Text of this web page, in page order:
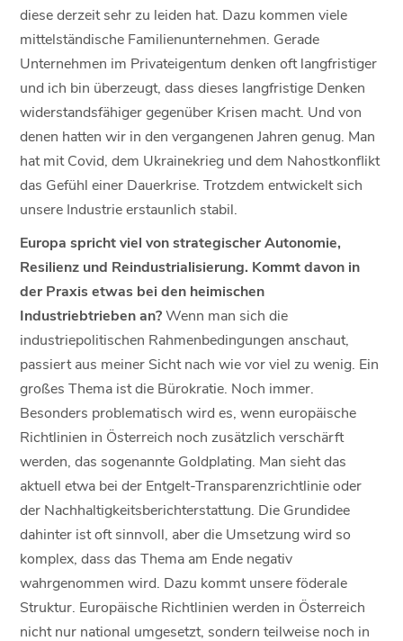
diese derzeit sehr zu leiden hat. Dazu kommen viele
mittelständische Familienunternehmen. Gerade
Unternehmen im Privateigentum denken oft langfristiger
und ich bin überzeugt, dass dieses langfristige Denken
widerstandsfähiger gegenüber Krisen macht. Und von
denen hatten wir in den vergangenen Jahren genug. Man
hat mit Covid, dem Ukrainekrieg und dem Nahostkonflikt
das Gefühl einer Dauerkrise. Trotzdem entwickelt sich
unsere Industrie erstaunlich stabil.
Europa spricht viel von strategischer Autonomie,
Resilienz und Reindustrialisierung. Kommt davon in
der Praxis etwas bei den heimischen
Industriebtrieben an?Wenn man sich die
industriepolitischen Rahmenbedingungen anschaut,
passiert aus meiner Sicht nach wie vor viel zu wenig. Ein
großes Thema ist die Bürokratie. Noch immer.
Besonders problematisch wird es, wenn europäische
Richtlinien in Österreich noch zusätzlich verschärft
werden, das sogenannte Goldplating. Man sieht das
aktuell etwa bei der Entgelt-Transparenzrichtlinie oder
der Nachhaltigkeitsberichterstattung. Die Grundidee
dahinter ist oft sinnvoll, aber die Umsetzung wird so
komplex, dass das Thema am Ende negativ
wahrgenommen wird. Dazu kommt unsere föderale
Struktur. Europäische Richtlinien werden in Österreich
nicht nur national umgesetzt, sondern teilweise noch in